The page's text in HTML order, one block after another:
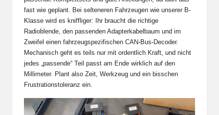
fast wie geplant. Bei selteneren Fahrzeugen wie unserer B-
Klasse wird es kniffliger: Ihr braucht die richtige
Radioblende, den passenden Adapterkabelbaum und im
Zweifel einen fahrzeugspezifischen CAN-Bus-Decoder.
Mechanisch geht es teils nur mit ordentlich Kraft, und nicht
jedes „passende“ Teil passt am Ende wirklich auf den
Millimeter. Plant also Zeit, Werkzeug und ein bisschen
Frustrationstoleranz ein.